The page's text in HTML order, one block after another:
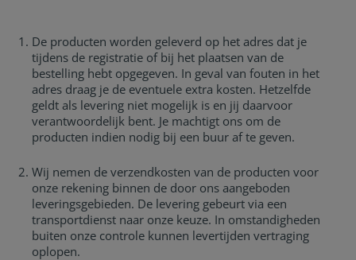
De producten worden geleverd op het adres dat je
tijdens de registratie of bij het plaatsen van de
bestelling hebt opgegeven. In geval van fouten in het
adres draag je de eventuele extra kosten. Hetzelfde
geldt als levering niet mogelijk is en jij daarvoor
verantwoordelijk bent. Je machtigt ons om de
producten indien nodig bij een buur af te geven.
Wij nemen de verzendkosten van de producten voor
onze rekening binnen de door ons aangeboden
leveringsgebieden. De levering gebeurt via een
transportdienst naar onze keuze. In omstandigheden
buiten onze controle kunnen levertijden vertraging
oplopen.